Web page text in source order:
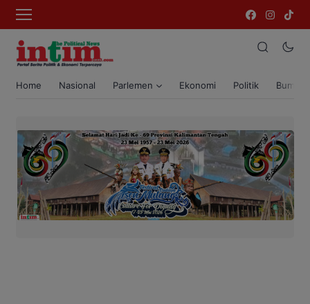
Home Nasional Parlemen Ekonomi Politik Bumi